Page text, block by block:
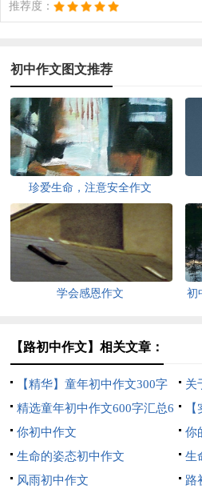
推荐度：
初中作文图文推荐
珍爱生命，注意安全作文
学会感恩作文 初
【路初中作文】相关文章：
【精华】童年初中作文300字
合集七篇
关
篇
精选童年初中作文600字汇总6
篇
锦
你初中作文
你
生命的姿态初中作文
生
风雨初中作文
路